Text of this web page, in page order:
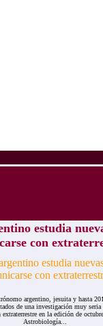
estudia
con
argentino, jesuita y hasta
de una investigación muy
en la edición de
Astrobiología...